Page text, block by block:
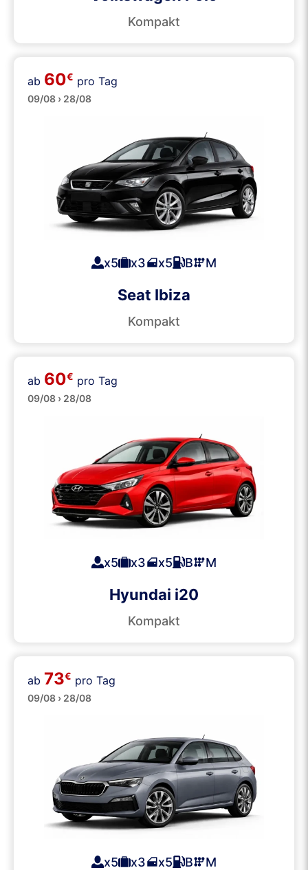
Kompakt
Mittelklasse
ab 60€ pro Tag
09/08 › 28/08
x5 x3 x5 B M
Seat Ibiza
Kompakt
Mittelklasse
ab 60€ pro Tag
09/08 › 28/08
x5 x3 x5 B M
Hyundai i20
Kompakt
Mittelklasse
ab 73€ pro Tag
09/08 › 28/08
x5 x3 x5 B M